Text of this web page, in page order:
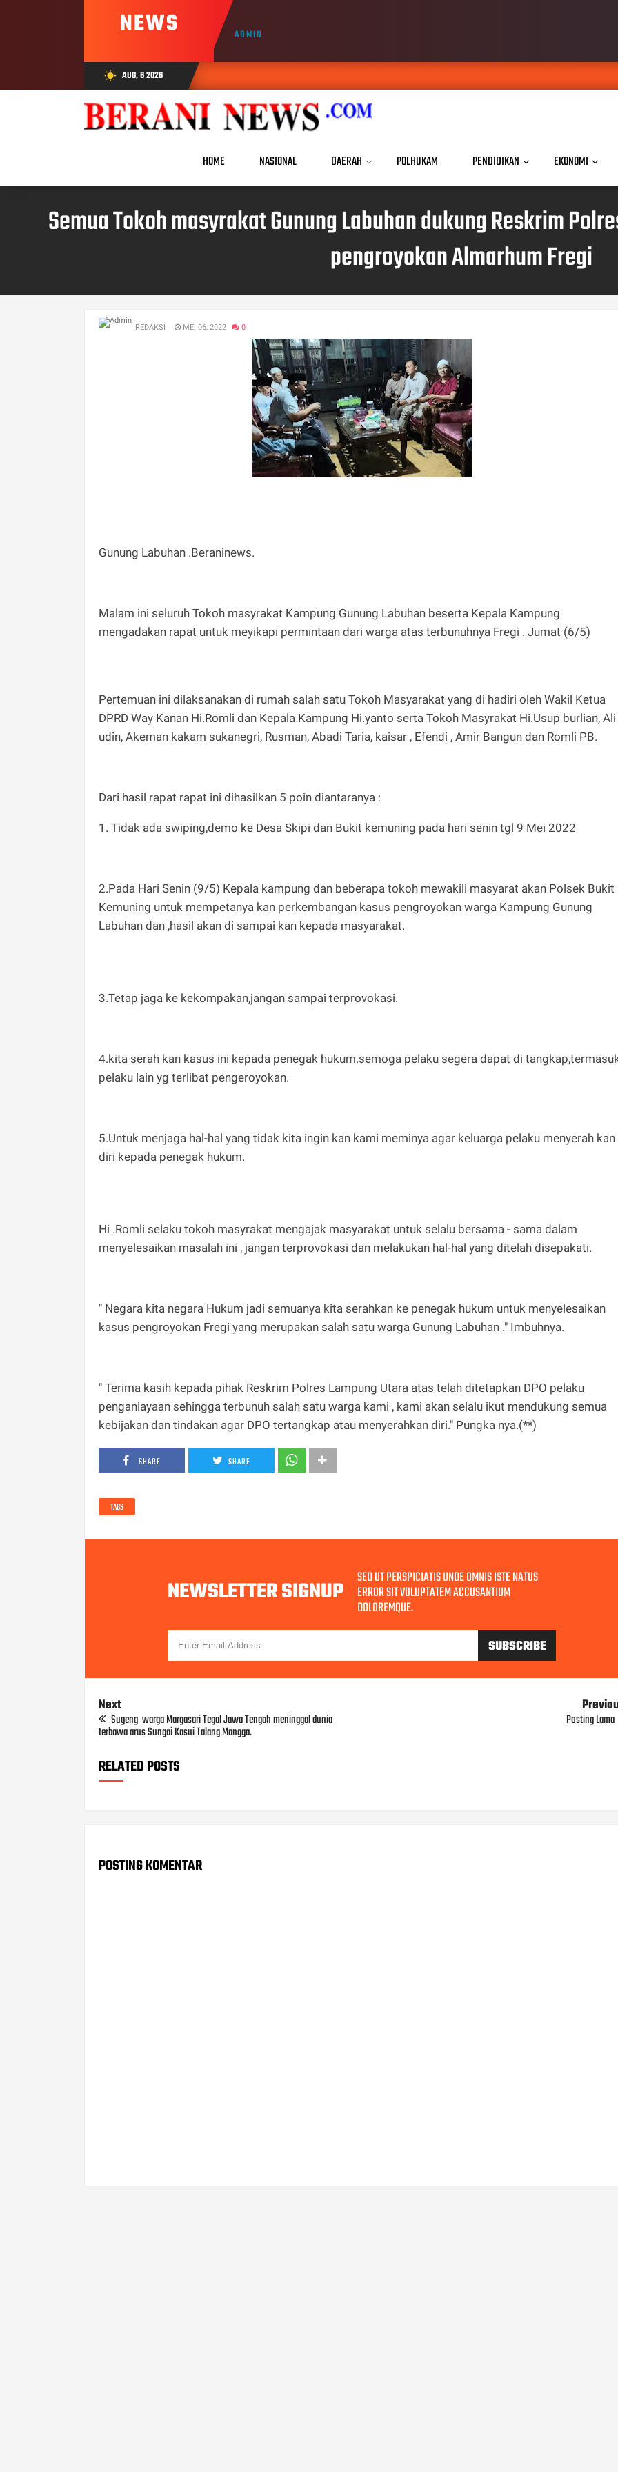
NEWS ADMIN
wb_sunny AUG, 6 2026
HOME NASIONAL DAERAH POLHUKAM PENDIDIKAN EKONOMI
Semua Tokoh masyrakat Gunung Labuhan dukung Reskrim
pengroyokan Almarhum Fregi
REDAKSI MEI 06, 2022 0
Gunung Labuhan .Beraninews.
Malam ini seluruh Tokoh masyrakat Kampung Gunung Labuhan beserta Kepala Kampung
mengadakan rapat untuk meyikapi permintaan dari warga atas terbunuhnya Fregi . Jumat (6/5)
Pertemuan ini dilaksanakan di rumah salah satu Tokoh Masyarakat yang di hadiri oleh Wakil Ketua
DPRD Way Kanan Hi.Romli dan Kepala Kampung Hi.yanto serta Tokoh Masyrakat Hi.Usup burlian, Ali
udin, Akeman kakam sukanegri, Rusman, Abadi Taria, kaisar , Efendi , Amir Bangun dan Romli PB.
Dari hasil rapat rapat ini dihasilkan 5 poin diantaranya :
1. Tidak ada swiping,demo ke Desa Skipi dan Bukit kemuning pada hari senin tgl 9 Mei 2022
2.Pada Hari Senin (9/5) Kepala kampung dan beberapa tokoh mewakili masyarat akan Polsek Bukit
Kemuning untuk mempetanya kan perkembangan kasus pengroyokan warga Kampung Gunung
Labuhan dan ,hasil akan di sampai kan kepada masyarakat.
3.Tetap jaga ke kekompakan,jangan sampai terprovokasi.
4.kita serah kan kasus ini kepada penegak hukum.semoga pelaku segera dapat di
pelaku lain yg terlibat pengeroyokan.
5.Untuk menjaga hal-hal yang tidak kita ingin kan kami meminya agar keluarga pelaku menyerah kan
diri kepada penegak hukum.
Hi .Romli selaku tokoh masyrakat mengajak masyarakat untuk selalu bersama - sama dalam
menyelesaikan masalah ini , jangan terprovokasi dan melakukan hal-hal yang ditelah disepakati.
" Negara kita negara Hukum jadi semuanya kita serahkan ke penegak hukum untuk menyelesaikan
kasus pengroyokan Fregi yang merupakan salah satu warga Gunung Labuhan ." Imbuhnya.
" Terima kasih kepada pihak Reskrim Polres Lampung Utara atas telah ditetapkan DPO pelaku
penganiayaan sehingga terbunuh salah satu warga kami , kami akan selalu ikut mendukung semua
kebijakan dan tindakan agar DPO tertangkap atau menyerahkan diri." Pungka nya.(**)
SHARE SHARE
TAGS
NEWSLETTER SIGNUP SED UT PERSPICIATIS UNDE OMNIS ISTE NATUS
ERROR SIT VOLUPTATEM ACCUSANTIUM
DOLOREMQUE.
Next
Sugeng warga Margasari Tegal Jawa Tengah meninggal dunia
terbawa arus Sungai Kasui Talang Mangga.
Posting Lama
RELATED POSTS
POSTING KOMENTAR